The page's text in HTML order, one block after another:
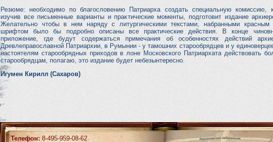
Резюме: необходимо по благословению Патриарха создать специальную комиссию,
изучив все письменные варианты и практические моменты, подготовит издание
Желательно чтобы в нем наряду с литургическими текстами, набранными
шрифтом было бы подробно описаны все практические действия. В конце
приложение, где будут содержаться примечания об особенностях действий
Древлеправославной Патриархии, в Румынии - у тамошних старообрядцев и у
настоятелям старообрядных приходов в лоне Московского Патриархата действовать
старообрядцам, полагаю, это издание будет небезынтересно.
Игумен Кирилл (Сахаров)
Телефон:8-495-959-08-62